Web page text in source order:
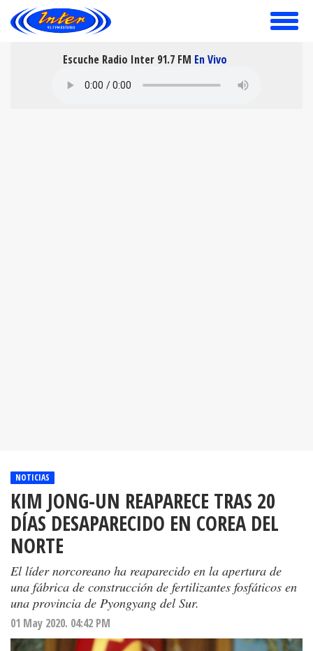
toggle
Escuche Radio Inter 91.7 FM En Vivo
NOTICIAS
KIM JONG-UN REAPARECE TRAS 20
DÍAS DESAPARECIDO EN COREA DEL
NORTE
El líder norcoreano ha reaparecido en la apertura de
una fábrica de construcción de fertilizantes fosfáticos en
una provincia de Pyongyang del Sur.
01 May 2020. 04:42 PM